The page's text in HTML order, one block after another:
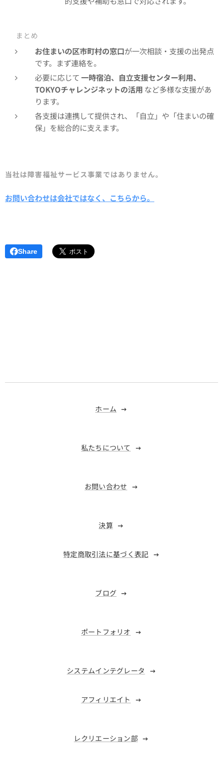
📌 まとめ
お住まいの区市町村の窓口が一次相談・支援の出発点
です。まず連絡を。
必要に応じて一時宿泊、自立支援センター利用、
TOKYOチャレンジネットの活用 など多様な支援があ
ります。
各支援は連携して提供され、「自立」や「住まいの確
保」を総合的に支えます。
当社は障害福祉サービス事業ではありません。
お問い合わせは会社ではなく、こちらから。
Share
ホーム
私たちについて
お問い合わせ
決算
特定商取引法に基づく表記
ブログ
ポートフォリオ
システムインテグレータ
アフィリエイト
レクリエーション部